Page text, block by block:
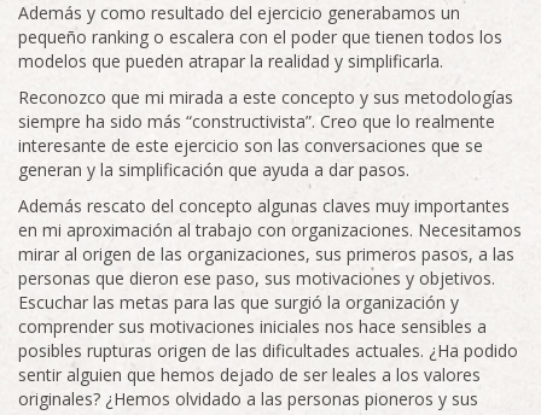
Además y como resultado del ejercicio generabamos un
pequeño ranking o escalera con el poder que tienen todos los
modelos que pueden atrapar la realidad y simplificarla.
Reconozco que mi mirada a este concepto y sus metodologías
siempre ha sido más “constructivista”. Creo que lo realmente
interesante de este ejercicio son las conversaciones que se
generan y la simplificación que ayuda a dar pasos.
Además rescato del concepto algunas claves muy importantes
en mi aproximación al trabajo con organizaciones. Necesitamos
mirar al origen de las organizaciones, sus primeros pasos, a las
personas que dieron ese paso, sus motivaciones y objetivos.
Escuchar las metas para las que surgió la organización y
comprender sus motivaciones iniciales nos hace sensibles a
posibles rupturas origen de las dificultades actuales. ¿Ha podido
sentir alguien que hemos dejado de ser leales a los valores
originales? ¿Hemos olvidado a las personas pioneros y sus